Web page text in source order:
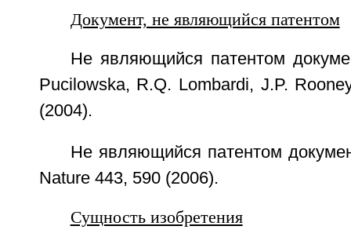
Документ, не являющийся патентом
Не являющийся патентом
Pucilowska, R.Q. Lombardi, J.P.
(2004).
Не являющийся патентом
Nature 443, 590 (2006).
Сущность изобретения